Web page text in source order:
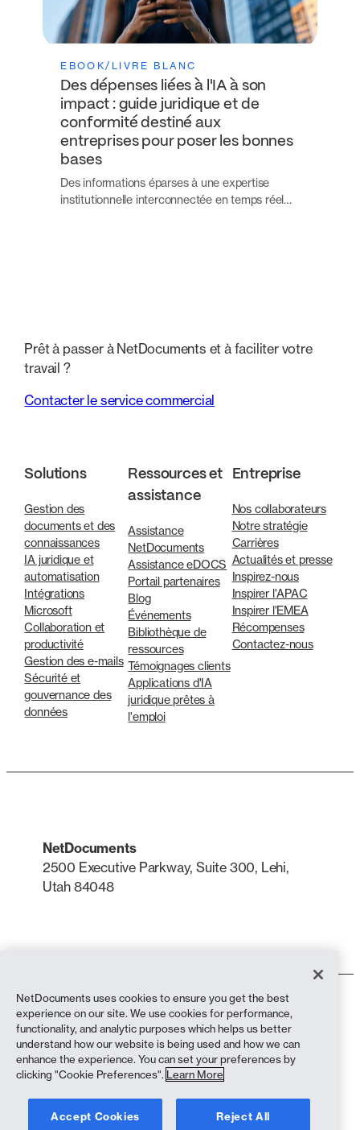
EBOOK/LIVRE BLANC
Des dépenses liées à l'IA à son
impact : guide juridique et de
conformité destiné aux
entreprises pour poser les bonnes
bases
Des informations éparses à une expertise
institutionnelle interconnectée en temps réel…
Prêt à passer à NetDocuments et à faciliter votre
travail ?
Contacter le service commercial
Solutions
Gestion des
documents et des
connaissances
IA juridique et
automatisation
Intégrations
Microsoft
Collaboration et
productivité
Gestion des e-mails
Sécurité et
gouvernance des
données
Ressources et
assistance
Assistance
NetDocuments
Assistance eDOCS
Portail partenaires
Blog
Événements
Bibliothèque de
ressources
Témoignages clients
Applications d'IA
juridique prêtes à
l'emploi
Entreprise
Nos collaborateurs
Notre stratégie
Carrières
Actualités et presse
Inspirez-nous
Inspirer l'APAC
Inspirer l'EMEA
Récompenses
Contactez-nous
NetDocuments
2500 Executive Parkway, Suite 300, Lehi,
Utah 84048
Conditions d'utilisation
Politique de confidentialité
Politique de confidentialité (résidents de Californie)
Déclaration contre l'esclavage
Politique en matière de cookies
NetDocuments uses cookies to ensure you get the best
experience on our site. We use cookies for performance,
functionality, and analytic purposes which helps us better
understand how our website is being used and how we can
enhance the experience. You can set your preferences by
clicking "Cookie Preferences". Learn More
Accept Cookies Reject All